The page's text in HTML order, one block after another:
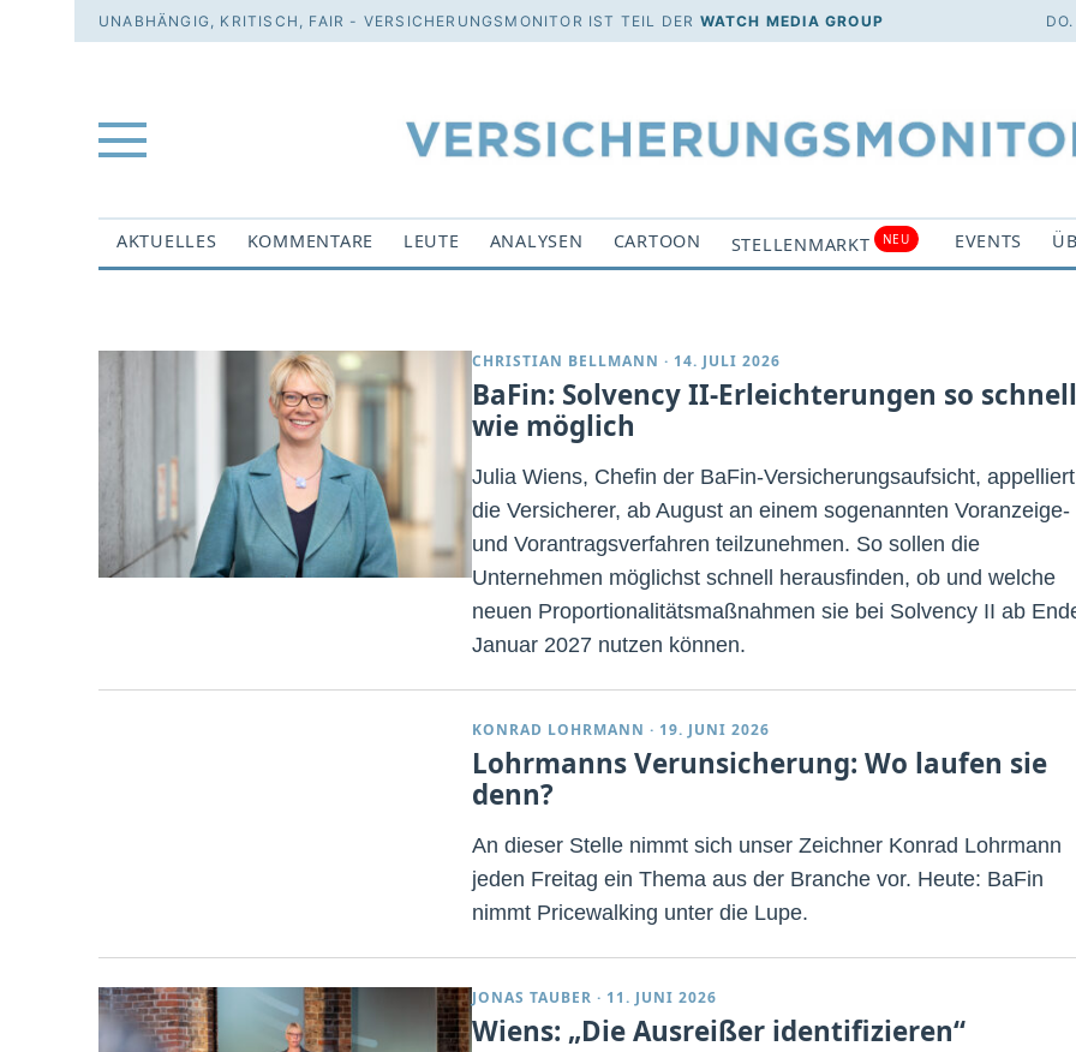
UNABHÄNGIG, KRITISCH, FAIR - VERSICHERUNGSMONITOR IST TEIL DER WATCH MEDIA GROUP
AKTUELLES KOMMENTARE LEUTE ANALYSEN CARTOON STELLENMARKT NEU EVENTS
CHRISTIAN BELLMANN · 14. JULI 2026
BaFin: Solvency II-Erleichterungen so schnell
wie möglich
Julia Wiens, Chefin der BaFin-Versicherungsaufsicht,
die Versicherer, ab August an einem sogenannten Voranzeige-
und Vorantragsverfahren teilzunehmen. So sollen die
Unternehmen möglichst schnell herausfinden, ob und welche
neuen Proportionalitätsmaßnahmen sie bei Solvency II ab
Januar 2027 nutzen können.
KONRAD LOHRMANN · 19. JUNI 2026
Lohrmanns Verunsicherung: Wo laufen sie
denn?
An dieser Stelle nimmt sich unser Zeichner Konrad Lohrmann
jeden Freitag ein Thema aus der Branche vor. Heute: BaFin
nimmt Pricewalking unter die Lupe.
JONAS TAUBER · 11. JUNI 2026
Wiens: „Die Ausreißer identifizieren“